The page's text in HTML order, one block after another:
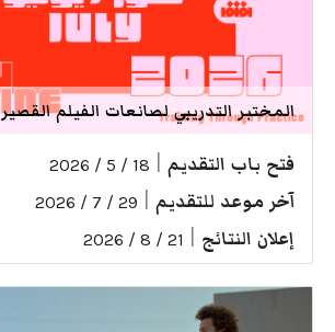
المختبر التدريبي لصانعات الفيلم القصير
فتح باب التقديم 18 / 5 / 2026
آخر موعد للتقديم 29 / 7 / 2026
إعلان النتائج 21 / 8 / 2026